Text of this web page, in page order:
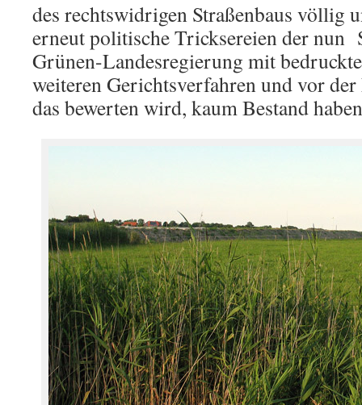
des rechtswidrigen Straßenbaus völlig
erneut politische Tricksereien der nun
Grünen-Landesregierung mit
weiteren Gerichtsverfahren und vor
das bewerten wird, kaum Bestand